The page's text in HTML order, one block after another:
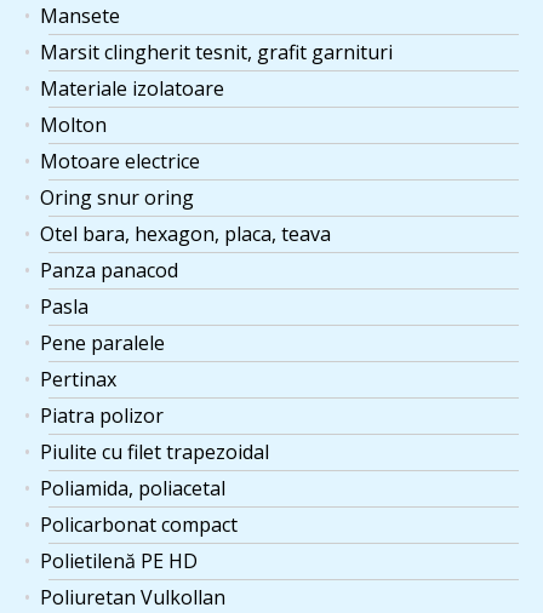
Mansete
Marsit clingherit tesnit, grafit garnituri
Materiale izolatoare
Molton
Motoare electrice
Oring snur oring
Otel bara, hexagon, placa, teava
Panza panacod
Pasla
Pene paralele
Pertinax
Piatra polizor
Piulite cu filet trapezoidal
Poliamida, poliacetal
Policarbonat compact
Polietilenă PE HD
Poliuretan Vulkollan